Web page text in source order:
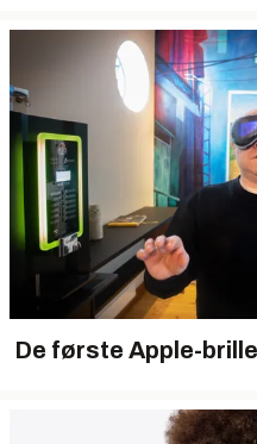
De første Apple-